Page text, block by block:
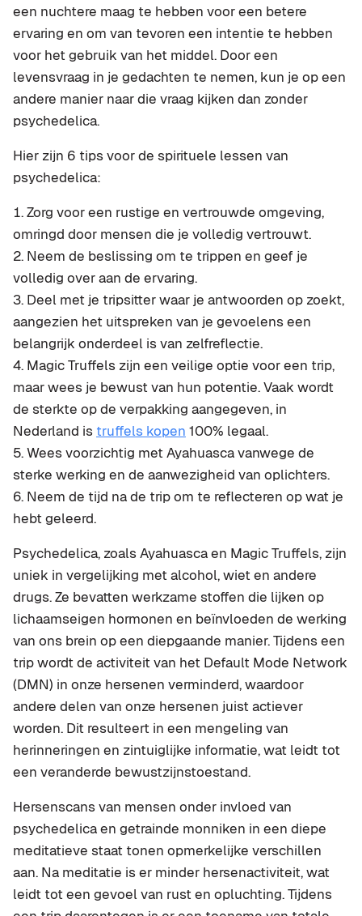
een nuchtere maag te hebben voor een betere
ervaring en om van tevoren een intentie te hebben
voor het gebruik van het middel. Door een
levensvraag in je gedachten te nemen, kun je op een
andere manier naar die vraag kijken dan zonder
psychedelica.
Hier zijn 6 tips voor de spirituele lessen van
psychedelica:
Zorg voor een rustige en vertrouwde omgeving,
omringd door mensen die je volledig vertrouwt.
Neem de beslissing om te trippen en geef je
volledig over aan de ervaring.
Deel met je tripsitter waar je antwoorden op zoekt,
aangezien het uitspreken van je gevoelens een
belangrijk onderdeel is van zelfreflectie.
Magic Truffels zijn een veilige optie voor een trip,
maar wees je bewust van hun potentie. Vaak wordt
de sterkte op de verpakking aangegeven, in
Nederland is truffels kopen 100% legaal.
Wees voorzichtig met Ayahuasca vanwege de
sterke werking en de aanwezigheid van oplichters.
Neem de tijd na de trip om te reflecteren op wat je
hebt geleerd.
Psychedelica, zoals Ayahuasca en Magic Truffels, zijn
uniek in vergelijking met alcohol, wiet en andere
drugs. Ze bevatten werkzame stoffen die lijken op
lichaamseigen hormonen en beïnvloeden de werking
van ons brein op een diepgaande manier. Tijdens een
trip wordt de activiteit van het Default Mode Network
(DMN) in onze hersenen verminderd, waardoor
andere delen van onze hersenen juist actiever
worden. Dit resulteert in een mengeling van
herinneringen en zintuiglijke informatie, wat leidt tot
een veranderde bewustzijnstoestand.
Hersenscans van mensen onder invloed van
psychedelica en getrainde monniken in een diepe
meditatieve staat tonen opmerkelijke verschillen
aan. Na meditatie is er minder hersenactiviteit, wat
leidt tot een gevoel van rust en opluchting. Tijdens